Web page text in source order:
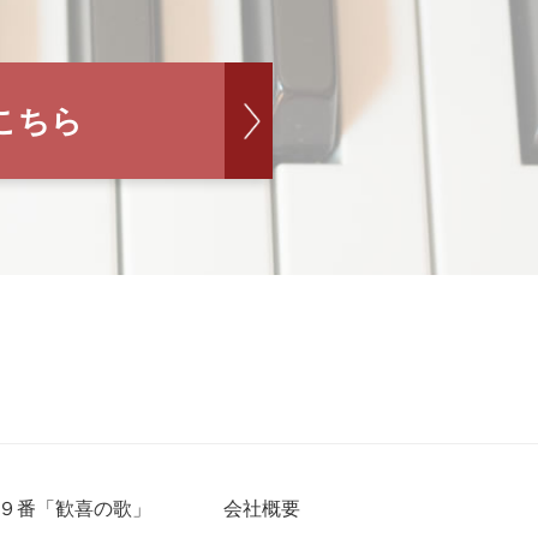
ちら
番「歓喜の歌」 会社概要